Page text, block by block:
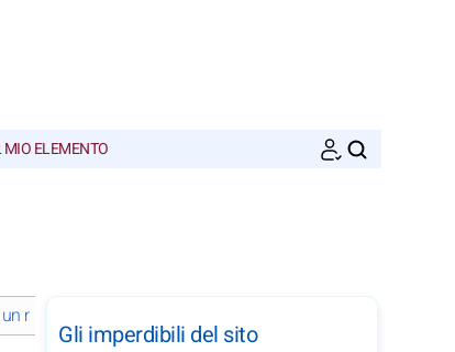
MIO ELEMENTO
mese
Gli imperdibili del sito